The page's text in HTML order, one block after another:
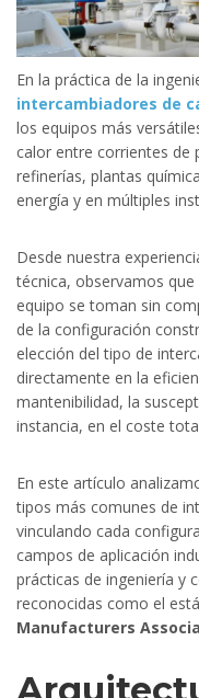
En la práctica de la
intercambiadores de
los equipos más
calor entre corrientes de
refinerías, plantas
energía y en múltiples
Desde nuestra
técnica, observamos
equipo se toman sin
de la configuración
elección del tipo de
directamente en la
mantenibilidad, la
instancia, en el coste
En este artículo
tipos más comunes de
vinculando cada
campos de aplicación
prácticas de ingeniería y
reconocidas como el
Manufacturers